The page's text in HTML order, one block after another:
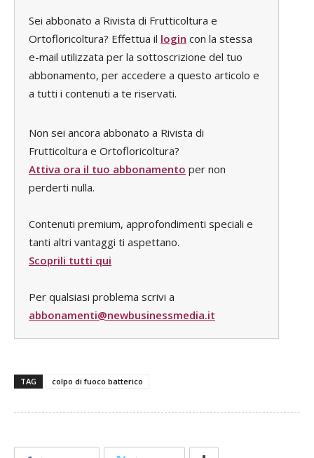
Sei abbonato a Rivista di Frutticoltura e
Ortofloricoltura? Effettua il login con la stessa
e-mail utilizzata per la sottoscrizione del tuo
abbonamento, per accedere a questo articolo e
a tutti i contenuti a te riservati.
Non sei ancora abbonato a Rivista di
Frutticoltura e Ortofloricoltura?
Attiva ora il tuo abbonamento per non
perderti nulla.
Contenuti premium, approfondimenti speciali e
tanti altri vantaggi ti aspettano.
Scoprili tutti qui
Per qualsiasi problema scrivi a
abbonamenti@newbusinessmedia.it
TAG colpo di fuoco batterico